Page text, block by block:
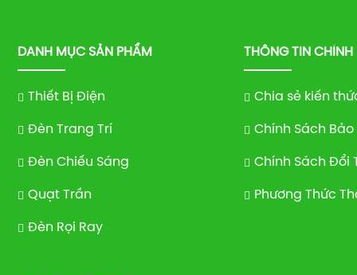
DANH MỤC SẢN PHẨM
Thiết Bị Điện
Đèn Trang Trí
Đèn Chiếu Sáng
Quạt Trần
Đèn Rọi Ray
THÔNG TIN CHÍNH
Chia sẻ kiến
Chính Sách Bảo
Chính Sách Đổi
Phương Thức